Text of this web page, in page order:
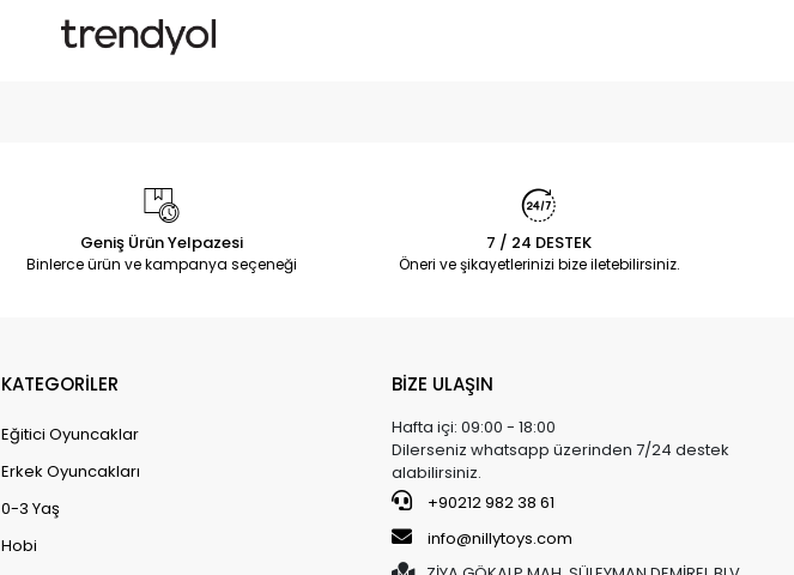
Geniş Ürün Yelpazesi
Binlerce ürün ve kampanya seçeneği
7 / 24 DESTEK
Öneri ve şikayetlerinizi bize iletebilirsiniz.
KATEGORİLER
Eğitici Oyuncaklar
Erkek Oyuncakları
0-3 Yaş
Hobi
BİZE ULAŞIN
Hafta içi: 09:00 - 18:00
Dilerseniz whatsapp üzerinden 7/24 destek
alabilirsiniz.
+90212 982 38 61
info@nillytoys.com